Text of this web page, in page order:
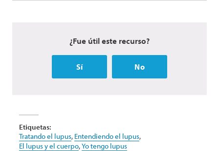
¿Fue útil este recurso?
Sí No
Etiquetas:
Tratando el lupus, Entendiendo el lupus,
El lupus y el cuerpo,Yo tengo lupus